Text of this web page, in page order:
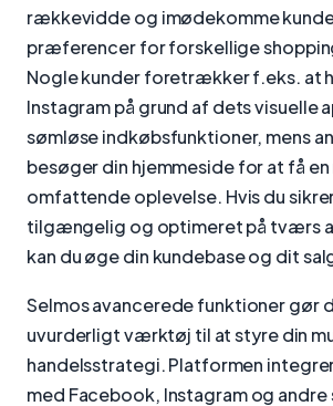
rækkevidde og imødekomme
præferencer for forskellige
Nogle kunder foretrækker f.eks. at
Instagram på grund af dets visuelle
sømløse indkøbsfunktioner, mens
besøger din hjemmeside for at få en
omfattende oplevelse. Hvis du
tilgængelig og optimeret på tværs
kan du øge din kundebase og dit
Selmos avancerede funktioner gør
uvurderligt værktøj til at styre din
handelsstrategi. Platformen
med Facebook, Instagram og